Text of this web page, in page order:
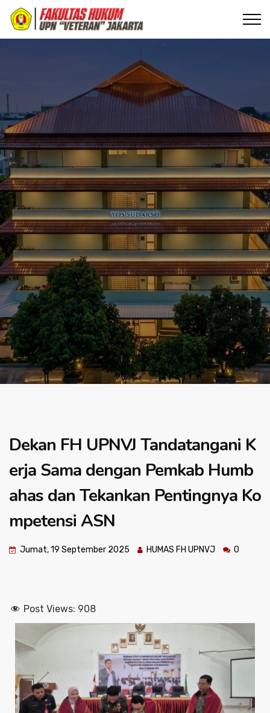
Dekan FH UPNVJ Tandatangani K
erja Sama dengan Pemkab Humb
ahas dan Tekankan Pentingnya Ko
mpetensi ASN
Jumat, 19 September 2025 HUMAS FH UPNVJ 0
Post Views: 908